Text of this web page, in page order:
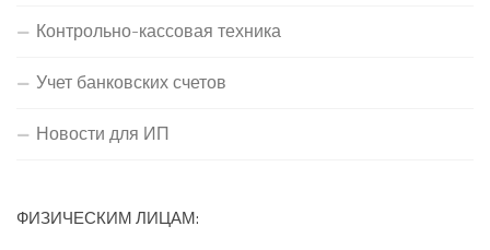
Контрольно-кассовая техника
Учет банковских счетов
Новости для ИП
ФИЗИЧЕСКИМ ЛИЦАМ: